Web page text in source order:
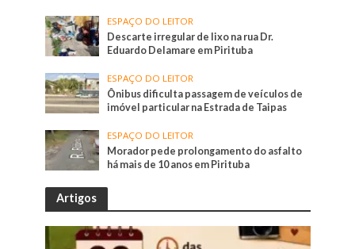
ESPAÇO DO LEITOR
Descarte irregular de lixo na rua Dr.
Eduardo Delamare em Pirituba
ESPAÇO DO LEITOR
Ônibus dificulta passagem de veículos de
imóvel particular na Estrada de Taipas
ESPAÇO DO LEITOR
Morador pede prolongamento do asfalto
há mais de 10 anos em Pirituba
Artigos